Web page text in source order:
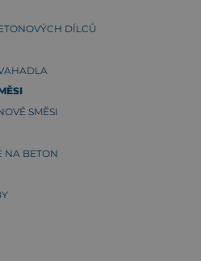
DÍLCŮ
SMĚSI
NA BETON